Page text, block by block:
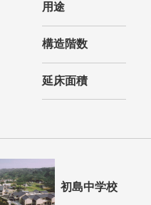
用途
構造階数
延床面積
初島中学校